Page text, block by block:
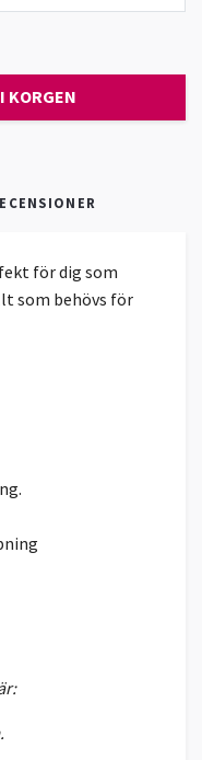
KORGEN
för dig som
som behövs för